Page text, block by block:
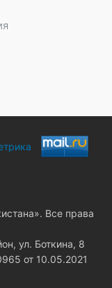
Все права
ул. Боткина, 8
от 10.05.2021